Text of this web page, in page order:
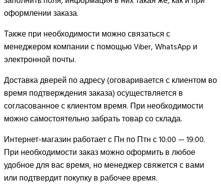
оформлении заказа.
Также при необходимости можно связаться с
менеджером компании с помощью Viber, WhatsApp и
электронной почты.
Доставка дверей по адресу (оговаривается с клиентом во
время подтверждения заказа) осуществляется в
согласованное с клиентом время. При необходимости
можно самостоятельно забрать товар со склада.
Интернет-магазин работает с Пн по Птн с 10:00 — 19:00.
При необходимости заказ можно оформить в любое
удобное для вас время, но менеджер свяжется с вами
или подтвердит покупку в рабочее время.